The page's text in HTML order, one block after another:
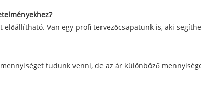
Van egy profi tervezőcsapatunk is, aki
tudunk venni, de az ár különböző